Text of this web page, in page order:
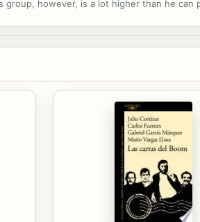
however, is a lot higher than he can